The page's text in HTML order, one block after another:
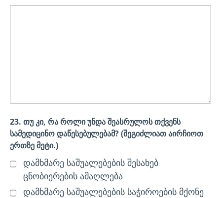
23. თუ კი, რა როლი უნდა შეასრულოს თქვენს
სამედიცინო დაწესებულებამ? (შეგიძლიათ აირჩიოთ
ერთზე მეტი.)
დამხმარე საშუალებების შესახებ
ცნობიერების ამაღლება
დამხმარე საშუალებების საჭიროების მქონე